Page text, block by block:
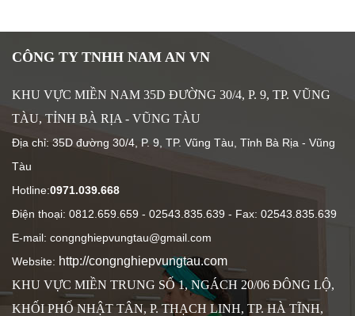
CÔNG TY TNHH NAM AN VN
KHU VỰC MIỀN NAM 35D ĐƯỜNG 30/4, P. 9, TP. VŨNG
TÀU, TỈNH BÀ RỊA - VŨNG TÀU
Địa chỉ: 35D đường 30/4, P. 9, TP. Vũng Tàu, Tỉnh Bà Rịa - Vũng
Tàu
Hotline:0971.039.668
Điện thoại: 0812.659.659 - 02543.835.639 - Fax: 02543.835.639
E-mail: congnghiepvungtau@gmail.com
Website: http://congnghiepvungtau.com
KHU VỰC MIỀN TRUNG SỐ 1, NGÁCH 20/06 ĐÔNG LỘ,
KHỐI PHỐ NHẬT TÂN, P. THẠCH LINH, TP. HÀ TĨNH,